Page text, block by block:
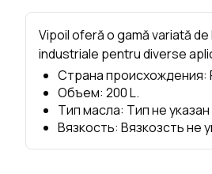
Vipoil oferă o gamă variată
industriale pentru diverse
Страна происхождения:
Объем: 200L.
Тип масла: Тип не указан
Вязкость: Вязкозсть не